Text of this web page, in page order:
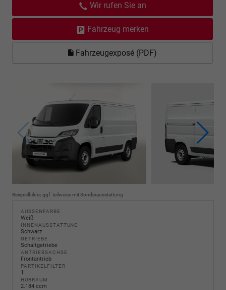
Wir rufen Sie an
Fahrzeug merken
Fahrzeugexposé (PDF)
Beispielbilder, ggf. teilweise mit Sonderausstattung
AUSSENFARBE
Weiß
INNENAUSSTATTUNG
Schwarz
GETRIEBE
Schaltgetriebe
ANTRIEBSACHSE
Frontantrieb
PARTIKELFILTER
1
HUBRAUM
2.184 ccm